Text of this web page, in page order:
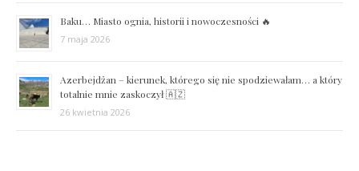
Baku… Miasto ognia, historii i nowoczesności 🔥
7 maja 2026
Azerbejdżan – kierunek, którego się nie spodziewałam… a który
totalnie mnie zaskoczył 🇦🇿
26 kwietnia 2026